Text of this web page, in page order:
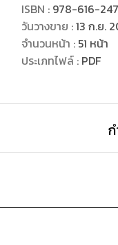
ISBN : 978-616-
วันวางขาย :13 ก.ย.
จำนวนหน้า : 51 หน้า
ประเภทไฟล์: PDF